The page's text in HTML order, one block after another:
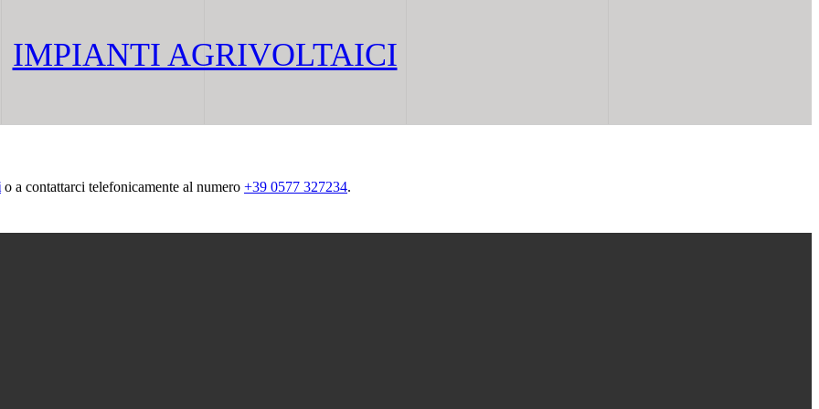
IMPIANTI AGRIVOLTAICI
o a contattarci telefonicamente al numero +39 0577 327234.